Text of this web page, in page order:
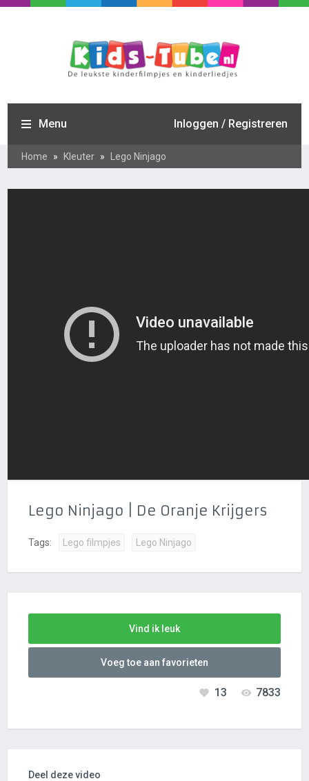
Menu Inloggen / Registreren
Home » Kleuter » Lego Ninjago
Lego Ninjago | De Oranje Krijgers
Tags: Lego filmpjes Lego Ninjago
Vind ik leuk
Voeg toe aan favorieten
7833
13
Deel deze video